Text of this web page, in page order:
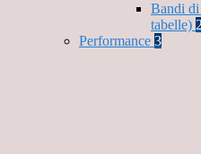
Bandi di
tabelle) 2
Performance 3